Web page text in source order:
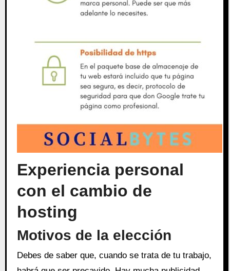
Experiencia personal
con el cambio de
hosting
Motivos de la elección
Debes de saber que, cuando se trata de tu trabajo,